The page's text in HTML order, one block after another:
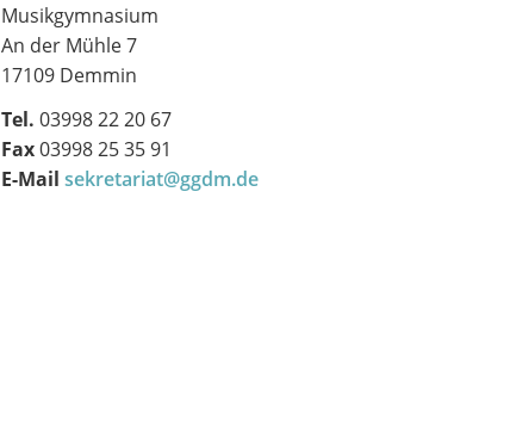
Musikgymnasium
An der Mühle 7
17109 Demmin
Tel. 03998 22 20 67
Fax03998 25 35 91
E-Mail sekretariat@ggdm.de